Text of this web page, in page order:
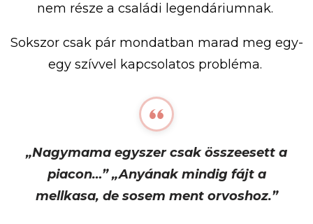
nem része a családi legendáriumnak.
Sokszor csak pár mondatban marad meg egy-
egy szívvel kapcsolatos probléma.
„Nagymama egyszer csak összeesett a
piacon…” „Anyának mindig fájt a
mellkasa, de sosem ment orvoshoz.”